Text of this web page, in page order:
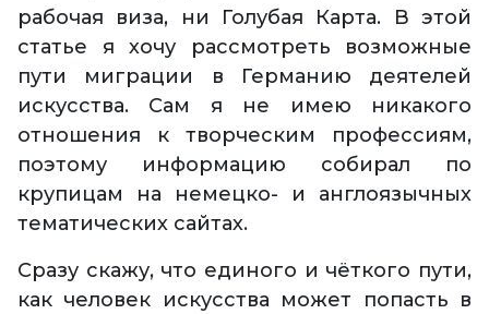
рабочая виза, ни Голубая Карта. В этой
статье я хочу рассмотреть возможные
пути миграции в Германию деятелей
искусства. Сам я не имею никакого
отношения к творческим профессиям,
поэтому информацию собирал по
крупицам на немецко- и англоязычных
тематических сайтах.
Сразу скажу, что единого и чёткого пути,
как человек искусства может попасть в